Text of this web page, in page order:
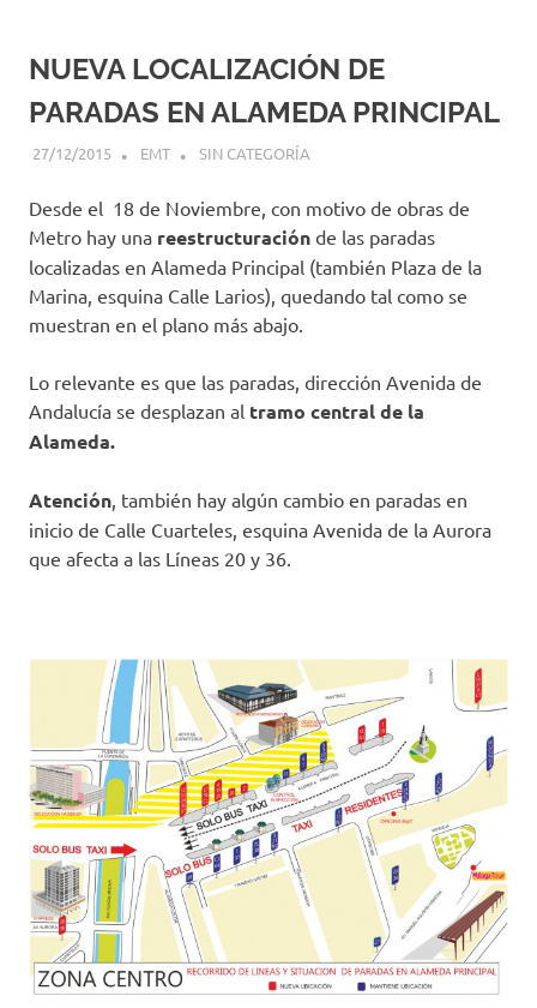
NUEVA LOCALIZACIÓN DE
PARADAS EN ALAMEDA PRINCIPAL
27/12/2015 EMT SIN CATEGORÍA
Desde el 18 de Noviembre, con motivo de obras de
Metro hay una reestructuración de las paradas
localizadas en Alameda Principal (también Plaza de la
Marina, esquina Calle Larios), quedando tal como se
muestran en el plano más abajo.
Lo relevante es que las paradas, dirección Avenida de
Andalucía se desplazan al tramo central de la
Alameda.
Atención, también hay algún cambio en paradas en
inicio de Calle Cuarteles, esquina Avenida de la Aurora
que afecta a las Líneas 20 y 36.